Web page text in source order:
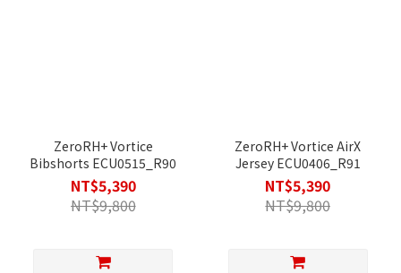
ZeroRH+ Vortice
Bibshorts ECU0515_R90
NT$5,390
NT$9,800
ZeroRH+ Vortice AirX
Jersey ECU0406_R91
NT$5,390
NT$9,800